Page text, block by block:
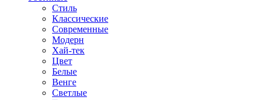
Стиль
Классические
Современные
Модерн
Хай-тек
Цвет
Белые
Венге
Светлые